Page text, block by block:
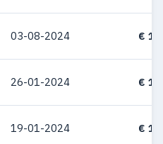
03-08-2024 €
26-01-2024 €
19-01-2024 €